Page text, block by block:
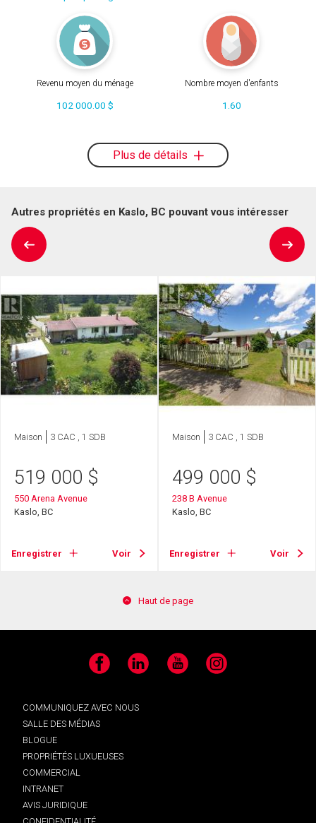
Revenu moyen du ménage
102 000.00 $
Nombre moyen d'enfants
1.60
Plus de détails
Autres propriétés en Kaslo, BC pouvant vous intéresser
Maison 3 CAC , 1 SDB
519 000 $
550 Arena Avenue
Kaslo, BC
Enregistrer Voir
Maison 3 CAC , 1 SDB
499 000 $
238 B Avenue
Kaslo, BC
Enregistrer Voir
Haut de page
Facebook LinkedIn YouTube Instagram
COMMUNIQUEZ AVEC NOUS
SALLE DES MÉDIAS
BLOGUE
PROPRIÉTÉS LUXUEUSES
COMMERCIAL
INTRANET
AVIS JURIDIQUE